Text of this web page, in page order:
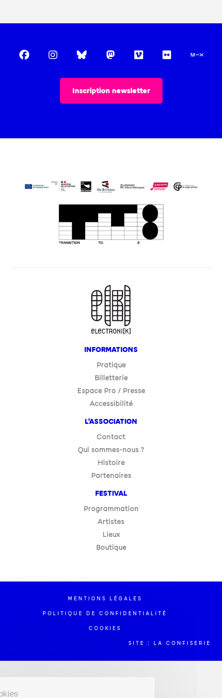
Inscription newsletter
INFORMATIONS
Pratique
Billetterie
Espace Pro / Presse
Accessibilité
L'ASSOCIATION
Contact
Qui sommes-nous ?
Histoire
Partenaires
FESTIVAL
Programmation
Artistes
Lieux
Boutique
MENTIONS LÉGALES
POLITIQUE DE CONFIDENTIALITÉ
COOKIES
SITE : LA CONFISERIE
Gestion des cookies